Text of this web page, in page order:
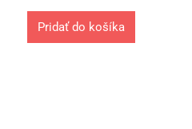
Pridať do košíka